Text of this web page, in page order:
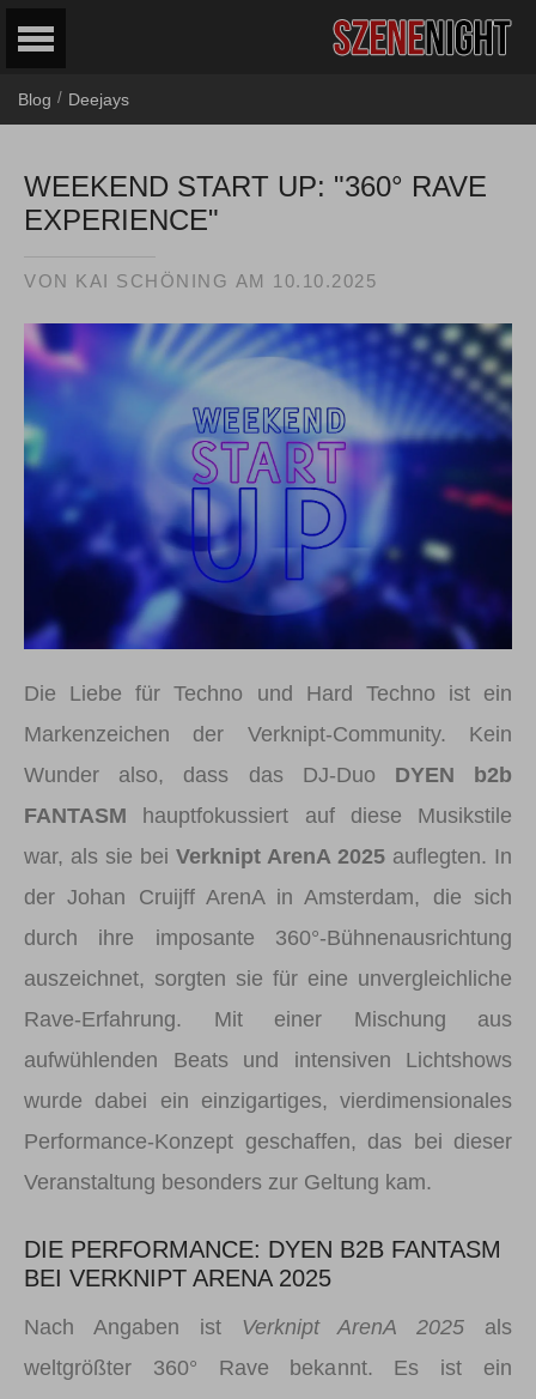
Blog / Deejays
WEEKEND START UP: "360° RAVE
EXPERIENCE"
VON KAI SCHÖNING AM 10.10.2025
Die Liebe für Techno und Hard Techno ist ein
Markenzeichen der Verknipt-Community. Kein
Wunder also, dass das DJ-Duo DYEN b2b
FANTASM hauptfokussiert auf diese Musikstile
war, als sie bei Verknipt ArenA 2025 auflegten. In
der Johan Cruijff ArenA in Amsterdam, die sich
durch ihre imposante 360°-Bühnenausrichtung
auszeichnet, sorgten sie für eine unvergleichliche
Rave-Erfahrung. Mit einer Mischung aus
aufwühlenden Beats und intensiven Lichtshows
wurde dabei ein einzigartiges, vierdimensionales
Performance-Konzept geschaffen, das bei dieser
Veranstaltung besonders zur Geltung kam.
DIE PERFORMANCE: DYEN B2B FANTASM
BEI VERKNIPT ARENA 2025
Nach Angaben ist Verknipt ArenA 2025 als
weltgrößter 360° Rave bekannt. Es ist ein